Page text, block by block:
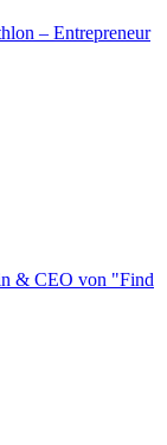
– Entrepreneur
& CEO von "Find